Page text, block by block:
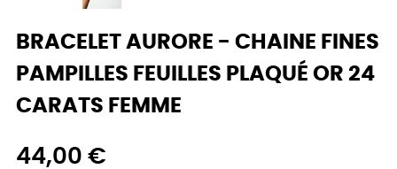
BRACELET AURORE - CHAINE FINES
PAMPILLES FEUILLES PLAQUÉ OR 24
CARATS FEMME
44,00 €